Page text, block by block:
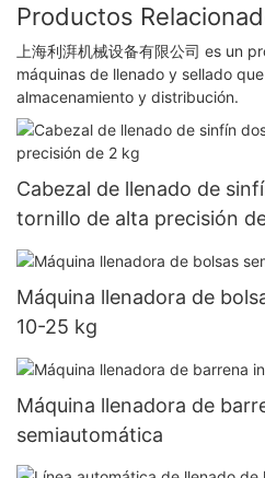
Productos
上海利湃机械设备有限公司 es un
máquinas de llenado y sellado
almacenamiento y distribución.
Cabezal de llenado de
tornillo de alta precisión
Máquina llenadora de
10-25 kg
Máquina llenadora de
semiautomática